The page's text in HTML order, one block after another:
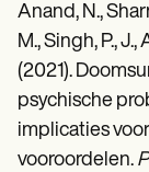
Anand, N.,
M., Singh, P., J.,
(2021).
psychische
implicaties
vooroordelen.